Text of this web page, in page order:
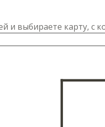
и выбираете карту, с